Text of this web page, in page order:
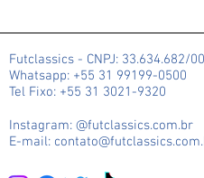
Futclassics - CNPJ: 33.634.682/
Whatsapp: +55 31 99199-0500
Tel Fixo: +55 31 3021-9320
Instagram: @futclassics.com.br
E-mail: